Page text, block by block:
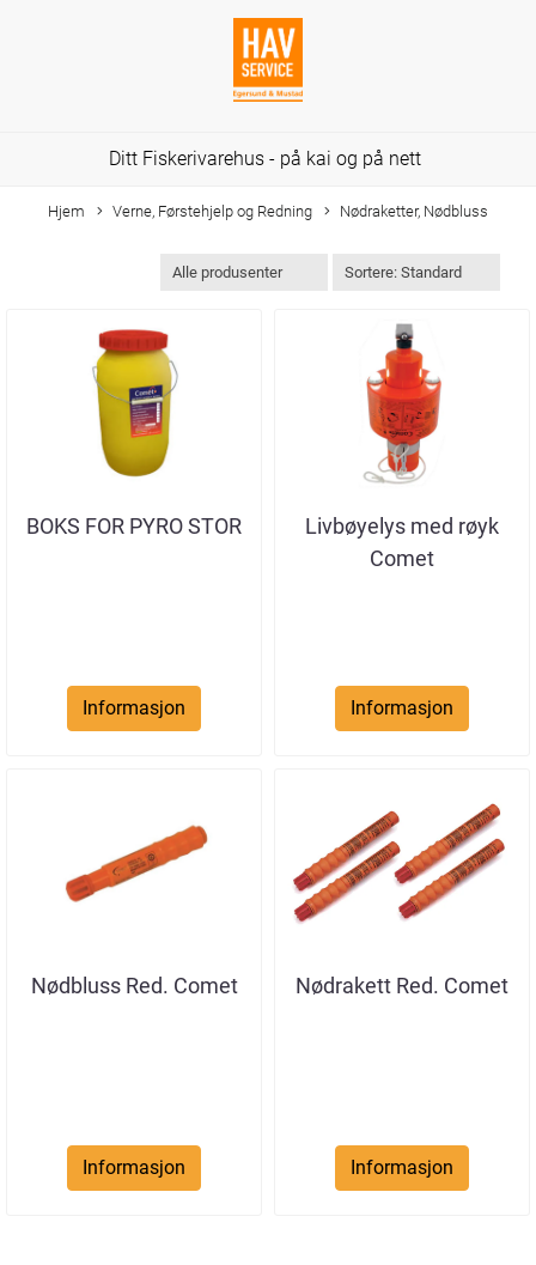
Ditt Fiskerivarehus - på kai og på nett
Hjem Verne, Førstehjelp og Redning Nødraketter, Nødbluss
BOKS FOR PYRO STOR
Informasjon
Livbøyelys med røyk
Comet
Informasjon
Nødbluss Red. Comet
Informasjon
Nødrakett Red. Comet
Informasjon